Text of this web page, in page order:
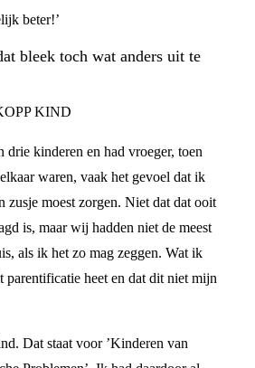
beter!’
bleek toch wat anders uit te
KIND
drie kinderen en had vroeger, toen
waren, vaak het gevoel dat ik
zusje moest zorgen. Niet dat dat ooit
is, maar wij hadden niet de meest
als ik het zo mag zeggen. Wat ik
parentificatie heet en dat dit niet mijn
Dat staat voor ’Kinderen van